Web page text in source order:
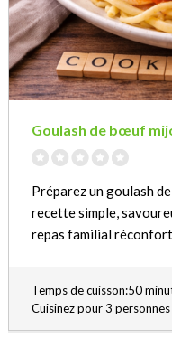
Goulash de bœuf
Préparez un goulash
recette simple,
repas familial
Temps de cuisson:50
Cuisinez pour 3 personnes